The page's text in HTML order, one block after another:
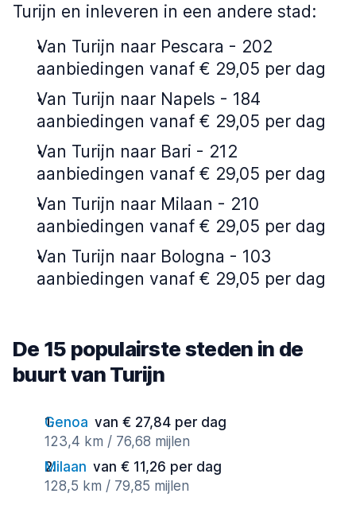
Turijn en inleveren in een andere stad:
Van Turijn naar Pescara - 202
aanbiedingen vanaf € 29,05 per dag
Van Turijn naar Napels - 184
aanbiedingen vanaf € 29,05 per dag
Van Turijn naar Bari - 212
aanbiedingen vanaf € 29,05 per dag
Van Turijn naar Milaan - 210
aanbiedingen vanaf € 29,05 per dag
Van Turijn naar Bologna - 103
aanbiedingen vanaf € 29,05 per dag
De 15 populairste steden in de
buurt van Turijn
Genoa van € 27,84 per dag
123,4 km / 76,68 mijlen
Milaan van € 11,26 per dag
128,5 km / 79,85 mijlen